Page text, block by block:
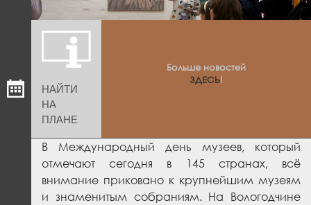
НАЙТИ
НА
ПЛАНЕ
Больше новостей
ЗДЕСЬ!
В Международный день музеев, который
отмечают сегодня в 145 странах, всё
внимание приковано к крупнейшим музеям
и знаменитым собраниям. На Вологодчине